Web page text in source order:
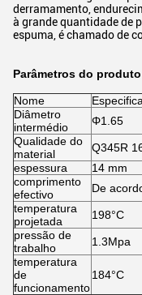
derramamento,
à grande quantidade de
espuma, é chamado de
Parâmetros do produto
Nome
Diâmetro
intermédio
Φ1.65
Qualidade do
material
Q345R
espessura
14 mm
comprimento
efectivo
De
temperatura
projetada
198°C
pressão de
trabalho
1.3Mpa
temperatura
de
funcionamento
184°C